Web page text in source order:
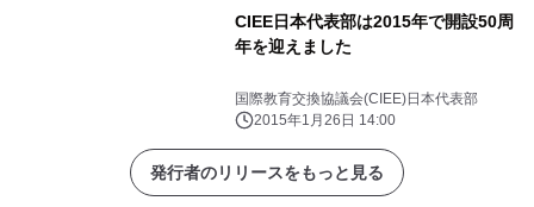
CIEE日本代表部は2015年で開設50周
年を迎えました
国際教育交換協議会(CIEE)日本代表部
2015年1月26日 14:00
発行者のリリースをもっと見る